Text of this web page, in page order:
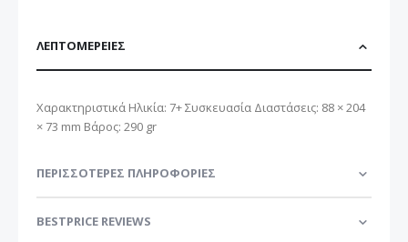
ΛΕΠΤΟΜΈΡΕΙΕΣ
Χαρακτηριστικά Ηλικία: 7+ Συσκευασία Διαστάσεις: 88 × 204
× 73 mm Βάρος: 290 gr
ΠΕΡΙΣΣΌΤΕΡΕΣ ΠΛΗΡΟΦΟΡΊΕΣ
BESTPRICE REVIEWS